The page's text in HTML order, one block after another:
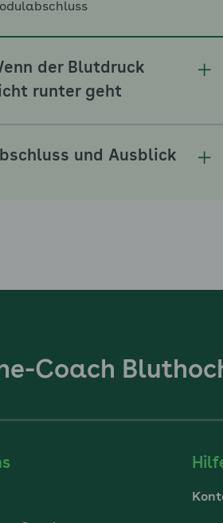
der Blutdruck
runter geht
und Ausblick
Coach